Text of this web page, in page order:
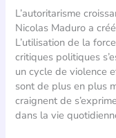
L’autoritarisme
Nicolas Maduro a
L’utilisation de la
critiques politiques
un cycle de violence
sont de plus en plus
craignent de
dans la vie